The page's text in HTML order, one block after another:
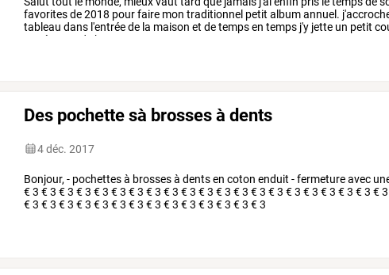
favoritesde2018 pourfaire mon traditionnel petit albumannuel.
tableau dans l'entréede la maison et detempsen temps j'y jette un petit
remémorer
de bons
Des pochette sà brosses à dents
4 déc. 2017
Bonjour, - pochettes à brosses à dents en coton enduit - fermeture avec
€ 3 € 3 € 3 € 3 € 3 € 3 € 3 € 3 € 3 € 3 € 3 € 3 € 3 € 3 € 3 € 3 € 3 € 3 € 3 € 3 €
€ 3 € 3 € 3 € 3 € 3 € 3 € 3 € 3 € 3 € 3 € 3 € 3 € 3 € 3